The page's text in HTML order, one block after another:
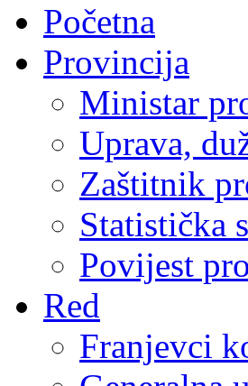
Početna
Provincija
Ministar
Uprava,
Zaštitnik
Statistička
Povijest
Red
Franjevci